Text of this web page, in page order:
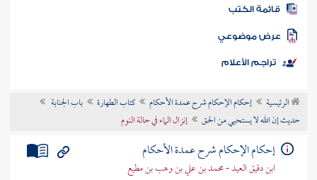
المكتبة
الكتب
موضوعي
تراجم الأعلام
الرئيسية إحكام الإحكام شرح عمدة الأحكام كتاب الطهارة
باب الجنابة
حديث إن الله لا يستحيي من الحق
إنزال الماء في حالة النوم
إحكام الإحكام شرح عمدة الأحكام
ابن دقيق العيد - محمد بن علي بن وهب بن مطيع